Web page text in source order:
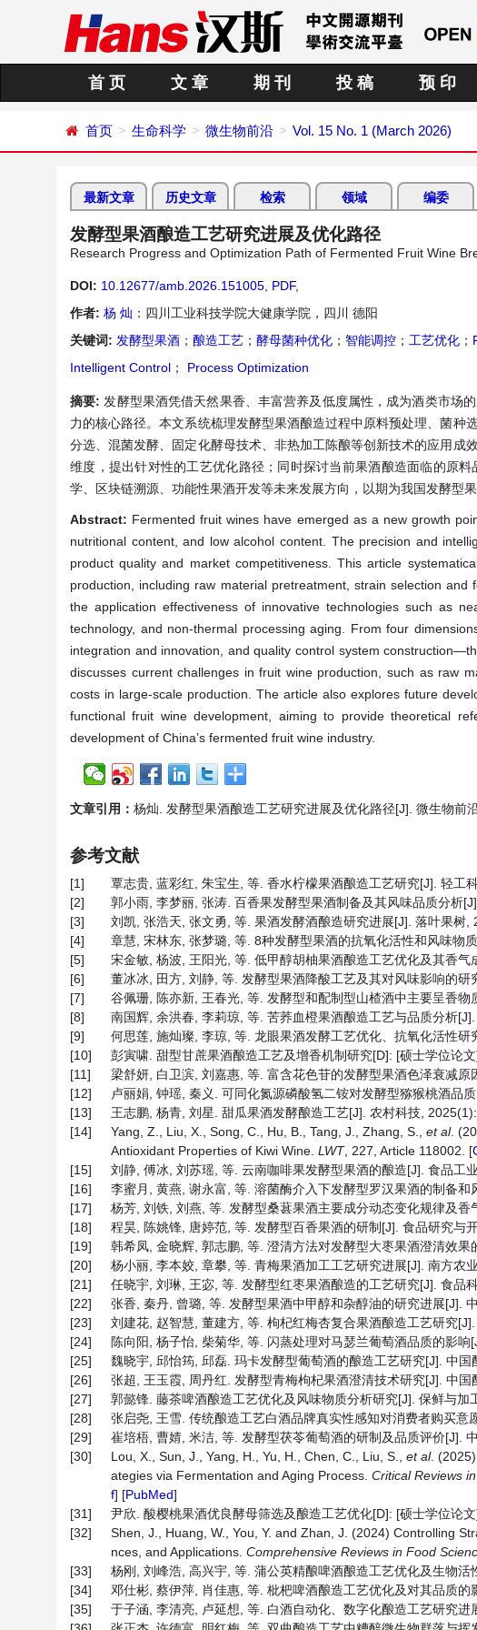
首 页 文 章 期 刊 投 稿 预 印
首页 生命科学 微生物前沿 Vol. 15 No. 1 (March 2026)
最新文章 历史文章 检索 领域 编委
发酵型果酒酿造工艺研究进展及优化路径
Research Progress and Optimization Path of Fermented Fruit Wine
DOI: 10.12677/amb.2026.151005 PDF,
作者: 杨 灿 ：四川工业科技学院大健康学院，四川 德阳
关键词: 发酵型果酒 ； 酿造工艺 ； 酵母菌种优化 ； 智能调控 ； 工艺优化 ；
Intelligent Control ； Process Optimization
摘要: 发酵型果酒凭借天然果香、丰富营养及低度属性，成为酒类市场
力的核心路径。本文系统梳理发酵型果酒酿造过程中原料预处理、菌
分选、混菌发酵、固定化酵母技术、非热加工陈酿等创新技术的应用
维度，提出针对性的工艺优化路径；同时探讨当前果酒酿造面临的原
学、区块链溯源、功能性果酒开发等未来发展方向，以期为我国发酵型
Abstract: Fermented fruit wines have emerged as a new growth
nutritional content, and low alcohol content. The precision and
product quality and market competitiveness. This article
production, including raw material pretreatment, strain selection
the application effectiveness of innovative technologies such as
technology, and non-thermal processing aging. From four
integration and innovation, and quality control system
discusses current challenges in fruit wine production, such as raw
costs in large-scale production. The article also explores future
functional fruit wine development, aiming to provide theoretical
development of China’s fermented fruit wine industry.
文章引用： 杨灿. 发酵型果酒酿造工艺研究进展及优化路径[J]. 微生物前
参考文献
[1]
覃志贵, 蓝彩红, 朱宝生, 等. 香水柠檬果酒酿造工艺研究[J]. 轻工
[2]
郭小雨, 李梦丽, 张涛. 百香果发酵型果酒制备及其风味品质分析
[3]
刘凯, 张浩天, 张文勇, 等. 果酒发酵酒酿造研究进展[J]. 落叶果树,
[4]
章慧, 宋林东, 张梦璐, 等. 8种发酵型果酒的抗氧化活性和风味物
[5]
宋金敏, 杨波, 王阳光, 等. 低甲醇胡柚果酒酿造工艺优化及其香
[6]
董冰冰, 田方, 刘静, 等. 发酵型果酒降酸工艺及其对风味影响的
[7]
谷佩珊, 陈亦新, 王春光, 等. 发酵型和配制型山楂酒中主要呈香
[8]
南国辉, 余洪春, 李莉琼, 等. 苦荞血橙果酒酿造工艺与品质分析
[9]
何思莲, 施灿璨, 李琼, 等. 龙眼果酒发酵工艺优化、抗氧化活性
[10]
彭寅啸. 甜型甘蔗果酒酿造工艺及增香机制研究[D]: [硕士学位论
[11]
梁舒妍, 白卫滨, 刘嘉惠, 等. 富含花色苷的发酵型果酒色泽衰减
[12]
卢丽娟, 钟瑶, 秦义. 可同化氮源磷酸氢二铵对发酵型猕猴桃酒品
[13]
王志鹏, 杨青, 刘星. 甜瓜果酒发酵酿造工艺[J]. 农村科技, 2025(1):
[14]
Yang, Z., Liu, X., Song, C., Hu, B., Tang, J., Zhang, S., et al.
Antioxidant Properties of Kiwi Wine. LWT, 227, Article 118002. [
[15]
刘静, 傅冰, 刘苏瑶, 等. 云南咖啡果发酵型果酒的酿造[J]. 食品工
[16]
李蜜月, 黄燕, 谢永富, 等. 溶菌酶介入下发酵型罗汉果酒的制备
[17]
杨芳, 刘铁, 刘燕, 等. 发酵型桑葚果酒主要成分动态变化规律及
[18]
程昊, 陈姚锋, 唐婷范, 等. 发酵型百香果酒的研制[J]. 食品研究与
[19]
韩希凤, 金晓辉, 郭志鹏, 等. 澄清方法对发酵型大枣果酒澄清效
[20]
杨小丽, 李本姣, 章攀, 等. 青梅果酒加工工艺研究进展[J]. 南方农
[21]
任晓宇, 刘琳, 王宓, 等. 发酵型红枣果酒酿造的工艺研究[J]. 食品
[22]
张香, 秦丹, 曾璐, 等. 发酵型果酒中甲醇和杂醇油的研究进展[J].
[23]
刘建花, 赵智慧, 董建方, 等. 枸杞红梅杏复合果酒酿造工艺研究
[24]
陈向阳, 杨子怡, 柴菊华, 等. 闪蒸处理对马瑟兰葡萄酒品质的影
[25]
魏晓宇, 邱怡筠, 邱磊. 玛卡发酵型葡萄酒的酿造工艺研究[J]. 中
[26]
张超, 王玉霞, 周丹红. 发酵型青梅枸杞果酒澄清技术研究[J]. 中
[27]
郭懿锋. 藤茶啤酒酿造工艺优化及风味物质分析研究[J]. 保鲜与加
[28]
张启尧, 王雪. 传统酿造工艺白酒品牌真实性感知对消费者购买意
[29]
崔培梧, 曹婧, 米洁, 等. 发酵型茯苓葡萄酒的研制及品质评价[J].
[30]
Lou, X., Sun, J., Yang, H., Yu, H., Chen, C., Liu, S., et al.
ategies via Fermentation and Aging Process. Critical Reviews
f] [PubMed]
[31]
尹欣. 酸樱桃果酒优良酵母筛选及酿造工艺优化[D]: [硕士学位论
[32]
Shen, J., Huang, W., You, Y. and Zhan, J. (2024) Controlling
nces, and Applications. Comprehensive Reviews in Food
[33]
杨刚, 刘峰浩, 高兴宇, 等. 蒲公英精酿啤酒酿造工艺优化及生物
[34]
邓仕彬, 蔡伊萍, 肖佳惠, 等. 枇杷啤酒酿造工艺优化及对其品质
[35]
于子涵, 李清亮, 卢延想, 等. 白酒自动化、数字化酿造工艺研究